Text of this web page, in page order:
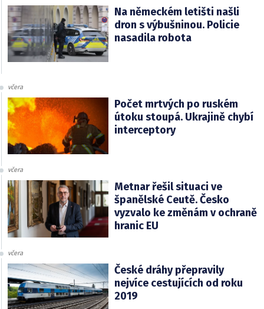
Na německém letišti našli
dron s výbušninou. Policie
nasadila robota
včera
Počet mrtvých po ruském
útoku stoupá. Ukrajině chybí
interceptory
včera
Metnar řešil situaci ve
španělské Ceutě. Česko
vyzvalo ke změnám v ochraně
hranic EU
včera
České dráhy přepravily
nejvíce cestujících od roku
2019